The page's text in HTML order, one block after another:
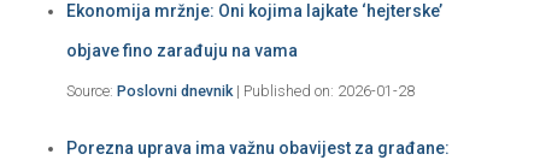
Ekonomija mržnje: Oni kojima lajkate ‘hejterske’
objave fino zarađuju na vama
Source: Poslovni dnevnik Published on: 2026-01-28
Porezna uprava ima važnu obavijest za građane: